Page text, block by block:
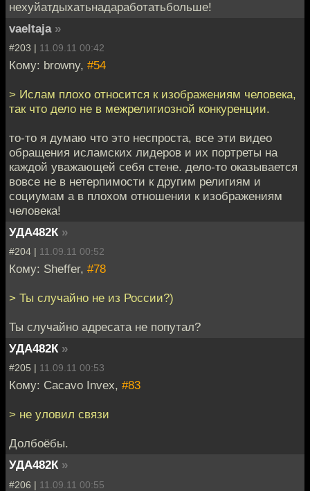
нехуйатдыхатьнадаработатьбольше!
vaeltaja »
#203 | 11.09.11 00:42
Кому: browny, #54
> Ислам плохо относится к изображениям человека,
так что дело не в межрелигиозной конкуренции.
то-то я думаю что это неспроста, все эти видео
обращения исламских лидеров и их портреты на
каждой уважающей себя стене. дело-то оказывается
вовсе не в нетерпимости к другим религиям и
социумам а в плохом отношении к изображениям
человека!
УДА482К »
#204 | 11.09.11 00:52
Кому: Sheffer, #78
> Ты случайно не из России?)
Ты случайно адресата не попутал?
УДА482К »
#205 | 11.09.11 00:53
Кому: Cacavo Invex, #83
> не уловил связи
Долбоёбы.
УДА482К »
#206 | 11.09.11 00:55